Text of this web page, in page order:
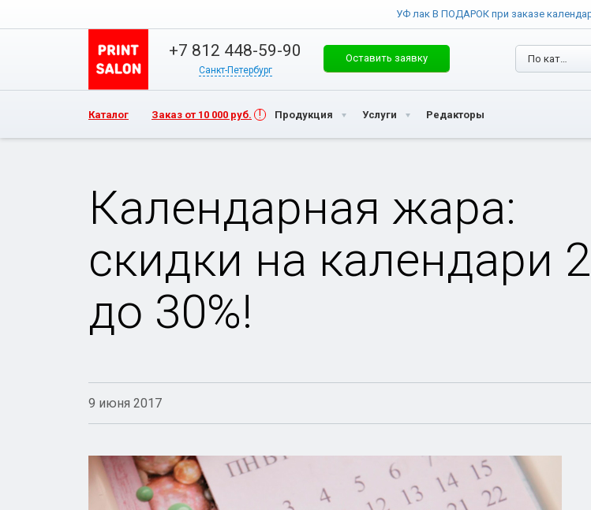
УФ лак В ПОДАРОК при заказе
+7 812 448-59-90
Санкт-Петербург
Оставить заявку
Каталог Заказ от 10 000 руб. Продукция Услуги Редакторы
Календарная жара:
скидки на календари
до 30%!
9 июня 2017